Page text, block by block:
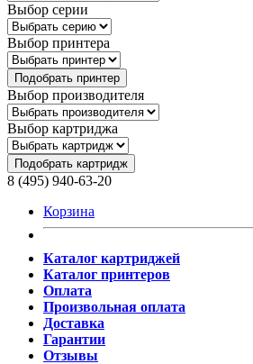
Выбор серии
Выбор принтера
Подобрать принтер
Выбор производителя
Выбор картриджа
Подобрать картридж
8 (495) 940-63-20
Корзина
Каталог картриджей
Каталог принтеров
Оплата
Произвольная оплата
Доставка
Гарантии
Отзывы